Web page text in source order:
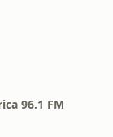
96.1 FM